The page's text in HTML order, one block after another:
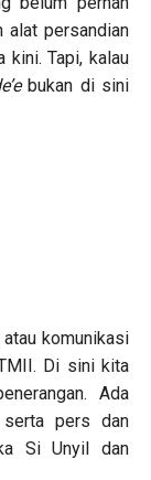
alat persandian
kini. Tapi, kalau
bukan di sini
komunikasi
Di sini kita
Ada
serta pers dan
Si Unyil dan